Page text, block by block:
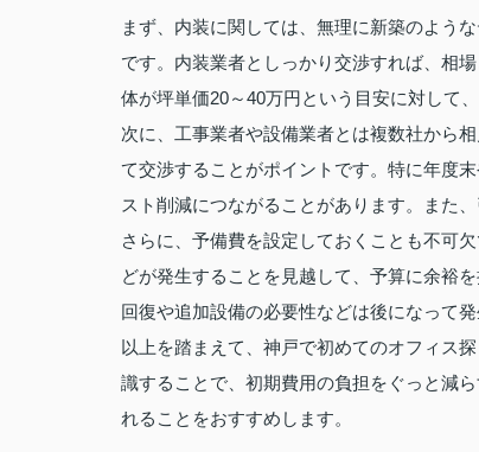
まず、内装に関しては、無理に新築のよう
です。内装業者としっかり交渉すれば、相
体が坪単価20～40万円という目安に対して
次に、工事業者や設備業者とは複数社から
て交渉することがポイントです。特に年度
スト削減につながることがあります。また
さらに、予備費を設定しておくことも不可
どが発生することを見越して、予算に余裕
回復や追加設備の必要性などは後になって
以上を踏まえて、神戸で初めてのオフィス
識することで、初期費用の負担をぐっと減
れることをおすすめします。